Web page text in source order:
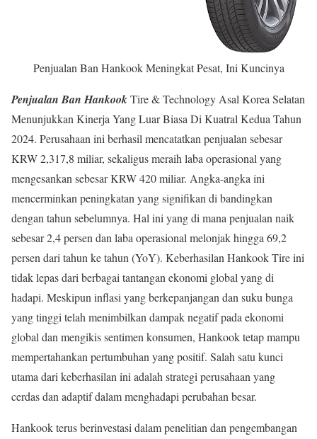
Penjualan Ban Hankook Meningkat Pesat, Ini Kuncinya
Penjualan Ban HankookTire & Technology Asal Korea Selatan
Menunjukkan Kinerja Yang Luar Biasa Di Kuatral Kedua Tahun
2024. Perusahaan ini berhasil mencatatkan penjualan sebesar
KRW 2,317,8 miliar, sekaligus meraih laba operasional yang
mengesankan sebesar KRW 420 miliar. Angka-angka ini
mencerminkan peningkatan yang signifikan di bandingkan
dengan tahun sebelumnya. Hal ini yang di mana penjualan naik
sebesar 2,4 persen dan laba operasional melonjak hingga 69,2
persen dari tahun ke tahun (YoY). Keberhasilan Hankook Tire ini
tidak lepas dari berbagai tantangan ekonomi global yang di
hadapi. Meskipun inflasi yang berkepanjangan dan suku bunga
yang tinggi telah menimbilkan dampak negatif pada ekonomi
global dan mengikis sentimen konsumen, Hankook tetap mampu
mempertahankan pertumbuhan yang positif. Salah satu kunci
utama dari keberhasilan ini adalah strategi perusahaan yang
cerdas dan adaptif dalam menghadapi perubahan besar.
Hankook terus berinvestasi dalam penelitian dan pengembangan